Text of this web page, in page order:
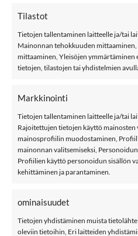
Tilastot
Tietojen tallentaminen laitteelle ja/tai
Mainonnan tehokkuuden
mittaaminen, Yleisöjen ymmärtäminen
tietojen, tilastojen tai yhdistelmien
Markkinointi
Tietojen tallentaminen laitteelle ja/tai
Rajoitettujen tietojen käyttö mainosten
mainosprofiilin muodostaminen,
mainonnan valitsemiseksi,
Profiilien käyttö personoidun sisällön
kehittäminen ja parantaminen.
ominaisuudet
Tietojen yhdistäminen muista
oleviin tietoihin, Eri laitteiden
MANY MORININGS
aikuisten
ERIPARISUKAT, UNO
€
POMPULAT